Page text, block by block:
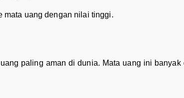
mata uang dengan nilai tinggi.
paling aman di dunia. Mata uang ini